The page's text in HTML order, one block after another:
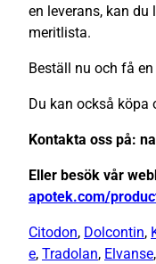
en leverans, kan du
meritlista.
Beställ nu och få
Du kan också köpa
Kontakta oss på:
Eller besök vår
apotek.com/
Citodon, Dolcontin,
e, Tradolan, Elvanse,